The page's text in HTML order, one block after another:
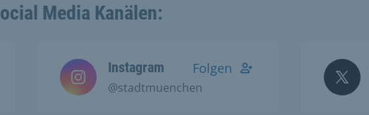
Media Kanälen:
Instagram
@stadtmuenchen
Folgen